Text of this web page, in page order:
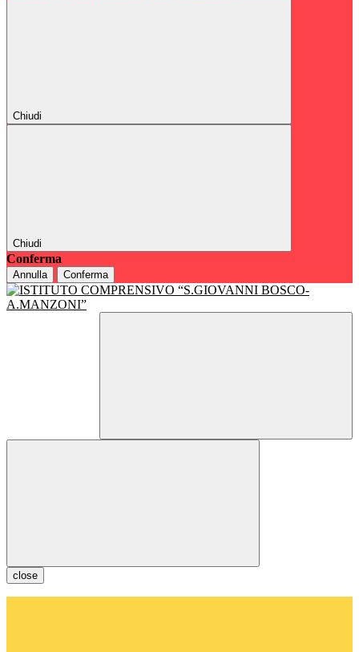
Chiudi
Chiudi
Conferma
Annulla Conferma
close